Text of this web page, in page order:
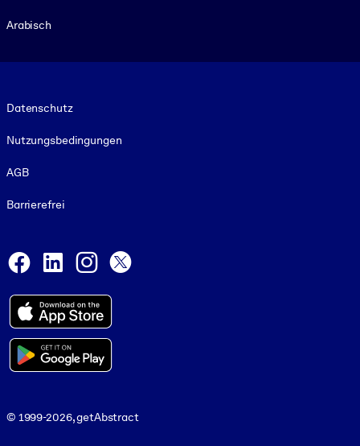
Arabisch
Datenschutz
Nutzungsbedingungen
AGB
Barrierefrei
Facebook
LinkedInInstagram
© 1999-2026, getAbstract